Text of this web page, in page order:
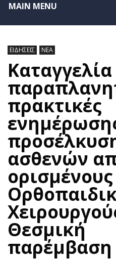
MAIN MENU
ΕΙΔΗΣΕΙΣ ΝΕΑ
Καταγγελία
πρακτικές
ασθενών
ορισμένους
Θεσμική
παρέμβαση